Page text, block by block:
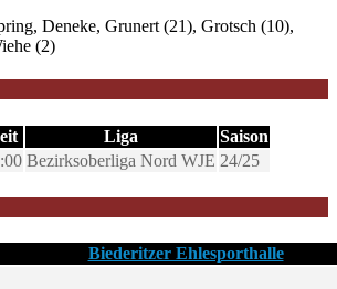
Deneke, Grunert (21), Grotsch (10),
(2)
Liga
Saison
Bezirksoberliga Nord WJE 24/25
Biederitzer Ehlesporthalle